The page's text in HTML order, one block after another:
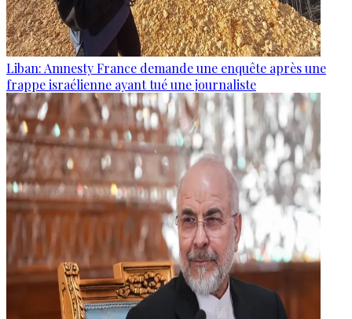
Liban: Amnesty France demande une enquête après une
frappe israélienne ayant tué une journaliste